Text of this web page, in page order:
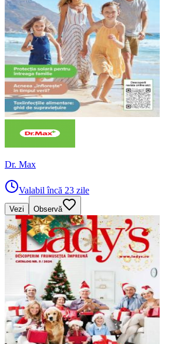
Dr. Max
Valabil încă 23 zile
Vezi Observă